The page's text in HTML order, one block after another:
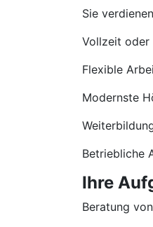
Sie
Vollzeit oder
Flexible
Modernste
Betriebliche
Ihre
Beratung